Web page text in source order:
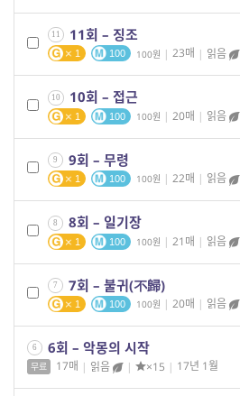
11 11회 – 징조
1 100 100 | 23매 | 읽음
10 10회 – 접근
1 100 100 | 20매 | 읽음
9 9회 – 무령
1 100 100 | 22매 | 읽음
8 8회 – 일기장
1 100 100 | 21매 | 읽음
7 7회 – 불귀(不歸)
1 100 100 | 20매 | 읽음
6 6회 – 악몽의 시작
무료 17매 | 읽음 | ×15 | 17년 1월